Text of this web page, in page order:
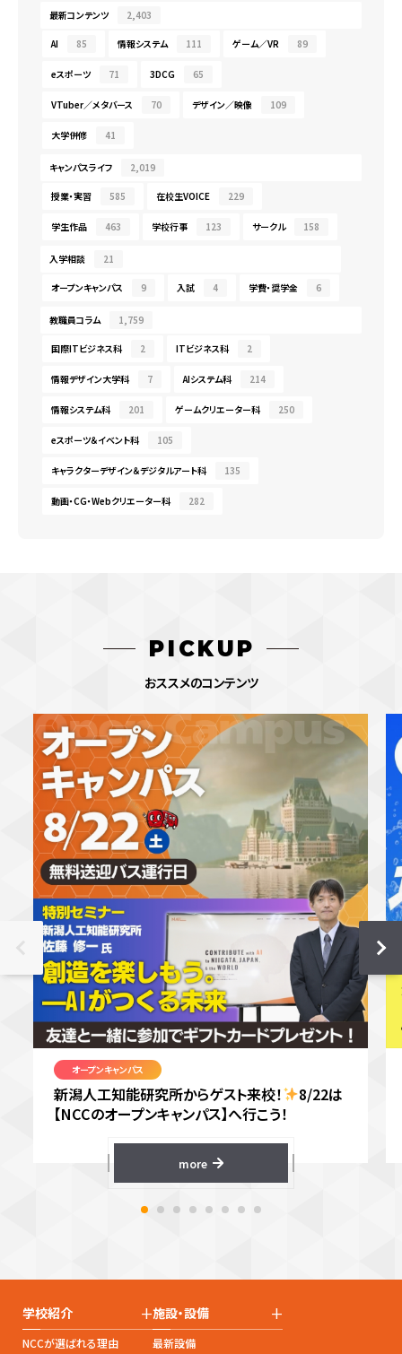
最新コンテンツ 2,403
AI 85 情報システム 111 ゲーム／VR 89
eスポーツ 71 3DCG 65
VTuber／メタバース 70 デザイン／映像 109
大学併修 41
キャンパスライフ 2,019
授業・実習 585 在校生VOICE 229
学生作品 463 学校行事 123 サークル 158
入学相談 21
オープンキャンパス 9 入試 4 学費・奨学金 6
教職員コラム 1,759
国際ITビジネス科 2 ITビジネス科 2
情報デザイン大学科 7 AIシステム科 214
情報システム科 201 ゲームクリエーター科 250
eスポーツ＆イベント科 105
キャラクターデザイン＆デジタルアート科 135
動画・CG・Webクリエーター科 282
PICKUP
おススメのコンテンツ
オープンキャンパス
新潟人工知能研究所からゲスト来校！
8/22は
【NCCのオープンキャンパス】へ行こう！
more
学校紹介 +
NCCが選ばれる理由
施設・設備 +
最新設備